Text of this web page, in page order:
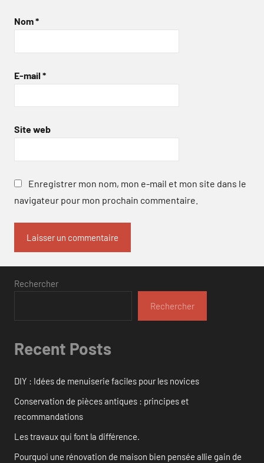
Nom*
E-mail *
Site web
Enregistrer mon nom, mon e-mail et mon site dans le
navigateur pour mon prochain commentaire.
Rechercher
Rechercher
Recent Posts
DIY : Idées de menuiserie faciles pour les novices
Conservation de pièces antiques : principes et
recommandations
Les travaux qui font la différence.
Pourquoi une rénovation de maison bien pensée allie gain de